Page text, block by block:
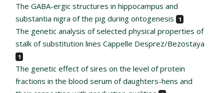
The GABA-ergic structures in hippocampus and
substantia nigra of the pig during ontogenesis
1
The genetic analysis of selected physical properties of
stalk of substitution lines Cappelle Desprez/Bezostaya
1
The genetic effect of sires on the level of protein
fractions in the blood serum of daughters-hens and